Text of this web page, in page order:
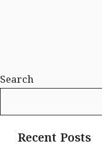
Search
Recent Posts